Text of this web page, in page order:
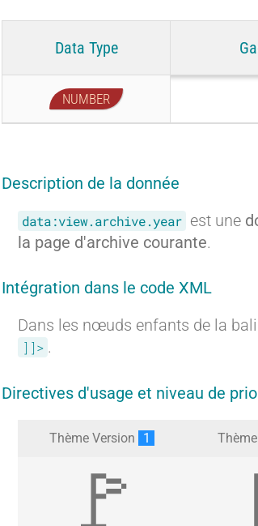
Data Type
NUMBER
Description de la donnée
data:view.archive.year est une
la page d'archive courante.
Intégration dans le code XML
Dans les nœuds enfants de la
]]> .
Directives d'usage et niveau de
Thème Version 1